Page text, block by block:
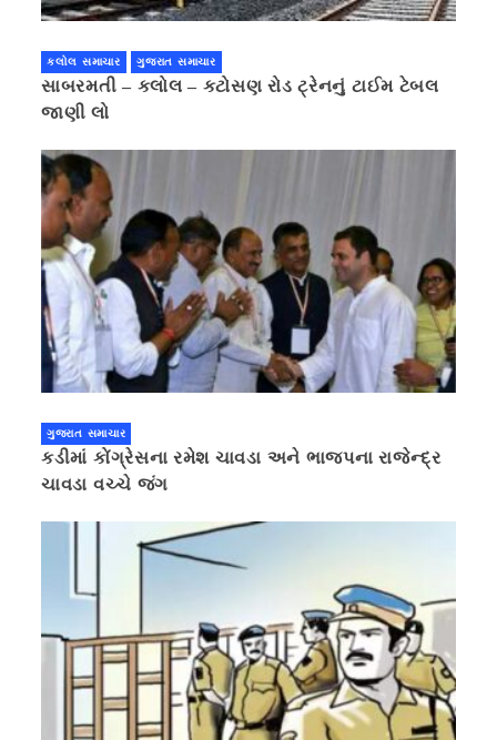
કલોલ સમાચાર ગુજરાત સમાચાર
સાબરમતી – કલોલ – કટોસણ રોડ ટ્રેનનું ટાઈમ ટેબલ
જાણી લો
ગુજરાત સમાચાર
કડીમાં કોંગ્રેસના રમેશ ચાવડા અને ભાજપના રાજેન્દ્ર
ચાવડા વચ્ચે જંગ